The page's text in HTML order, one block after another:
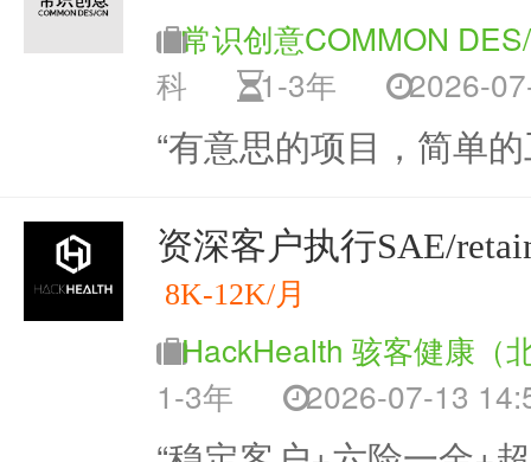
常识创意COMMON
科
1-3年 2026-
“有意思的项目，简单
资深客户执行SAE/
8K-12K/月
HackHealth 骇客健康（
1-3年
2026-07-13